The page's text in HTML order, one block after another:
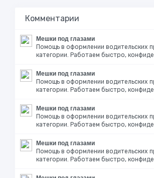
Комментарии
Мешки под глазами
Помощь в оформлении водительских
категории. Работаем быстро,
Мешки под глазами
Помощь в оформлении водительских
категории. Работаем быстро,
Мешки под глазами
Помощь в оформлении водительских
категории. Работаем быстро,
Мешки под глазами
Помощь в оформлении водительских
категории. Работаем быстро,